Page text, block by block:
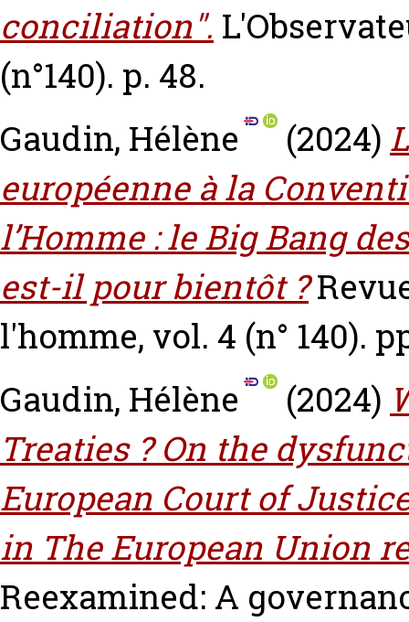
conciliation".
(n°140). p. 48.
Gaudin, Hélène
(2024)
européenne à la
l’Homme : le Big Bang
est-il pour bientôt ?
l'homme, vol. 4 (n° 140).
Gaudin, Hélène
(2024)
Treaties ? On the
European Court of
in The European Union
Reexamined: A